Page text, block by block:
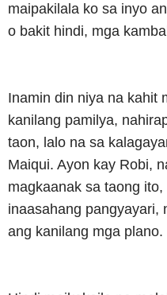
maipakilala ko sa inyo
o bakit hindi, mga
Inamin din niya na kahit
kanilang pamilya,
taon, lalo na sa
Maiqui. Ayon kay Robi,
magkaanak sa taong
inaasahang pangyayari,
ang kanilang mga plano.